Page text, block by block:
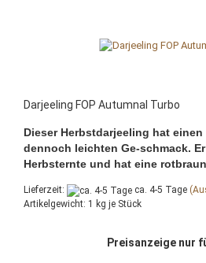
Darjeeling FOP Autumnal Turbo
Dieser Herbstdarjeeling hat
dennoch leichten Ge-schmack.
Herbsternte und hat eine
Lieferzeit: ca. 4-5 Tage
Artikelgewicht: 1 kg je Stück
Preisanzeige nur